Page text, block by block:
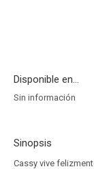
Disponible en...
Sin información
Sinopsis
Cassy vive